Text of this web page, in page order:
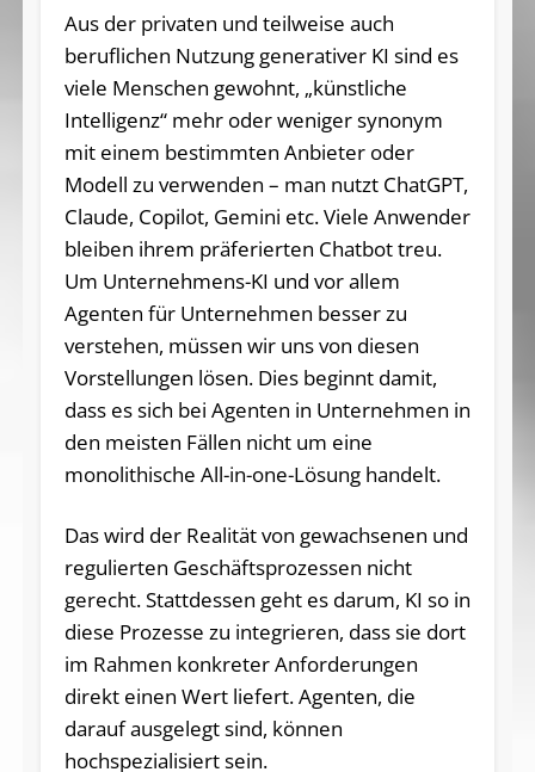
Aus der privaten und teilweise auch
beruflichen Nutzung generativer KI sind es
viele Menschen gewohnt, „künstliche
Intelligenz“ mehr oder weniger synonym
mit einem bestimmten Anbieter oder
Modell zu verwenden – man nutzt ChatGPT,
Claude, Copilot, Gemini etc. Viele Anwender
bleiben ihrem präferierten Chatbot treu.
Um Unternehmens-KI und vor allem
Agenten für Unternehmen besser zu
verstehen, müssen wir uns von diesen
Vorstellungen lösen. Dies beginnt damit,
dass es sich bei Agenten in Unternehmen in
den meisten Fällen nicht um eine
monolithische All-in-one-Lösung handelt.
Das wird der Realität von gewachsenen und
regulierten Geschäftsprozessen nicht
gerecht. Stattdessen geht es darum, KI so in
diese Prozesse zu integrieren, dass sie dort
im Rahmen konkreter Anforderungen
direkt einen Wert liefert. Agenten, die
darauf ausgelegt sind, können
hochspezialisiert sein.